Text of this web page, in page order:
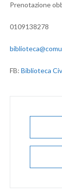
Prenotazione
0109138278
FB: Biblioteca